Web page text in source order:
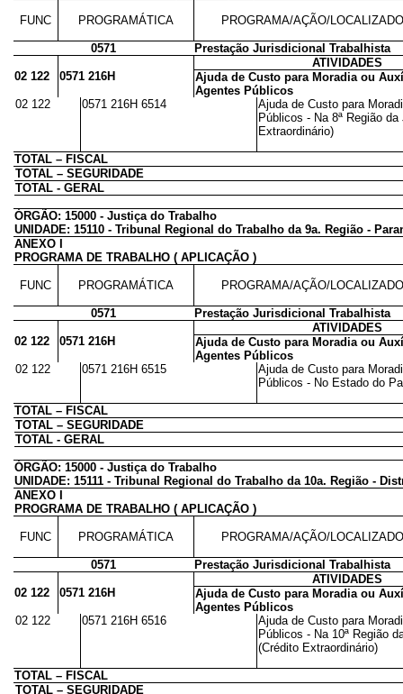
FUNC PROGRAMÁTICA PROGRAMA/AÇÃO/
0571
Prestação Jurisdicional Trabalhista
ATIVIDADES
02 122
0571 216H
Ajuda de Custo para Moradia ou
Agentes Públicos
02 122
0571 216H 6514
Ajuda de Custo para
Públicos - Na 8ª Região
Extraordinário)
TOTAL – FISCAL
TOTAL – SEGURIDADE
TOTAL - GERAL
ÓRGÃO: 15000 - Justiça do Trabalho
UNIDADE: 15110 - Tribunal Regional do Trabalho da 9a. Região -
ANEXO I
PROGRAMA DE TRABALHO ( APLICAÇÃO )
FUNC PROGRAMÁTICA PROGRAMA/AÇÃO/
0571
Prestação Jurisdicional Trabalhista
ATIVIDADES
02 122
0571 216H
Ajuda de Custo para Moradia ou
Agentes Públicos
02 122
0571 216H 6515
Ajuda de Custo para
Públicos - No Estado do
TOTAL – FISCAL
TOTAL – SEGURIDADE
TOTAL - GERAL
ÓRGÃO: 15000 - Justiça do Trabalho
UNIDADE: 15111 - Tribunal Regional do Trabalho da 10a. Região -
ANEXO I
PROGRAMA DE TRABALHO ( APLICAÇÃO )
FUNC PROGRAMÁTICA PROGRAMA/AÇÃO/
0571
Prestação Jurisdicional Trabalhista
ATIVIDADES
02 122
0571 216H
Ajuda de Custo para Moradia ou
Agentes Públicos
02 122
0571 216H 6516
Ajuda de Custo para
Públicos - Na 10ª Região
(Crédito Extraordinário)
TOTAL – FISCAL
TOTAL – SEGURIDADE